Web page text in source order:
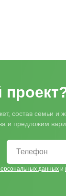
состав семьи и
и предложим
данных и